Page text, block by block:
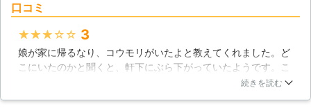
ウモリ駆除の業者の力をかりて、快適
口コミ
★★★★★ 3
娘が家に帰るなり、コウモリがいたよと教えてくれました。ど
こにいたのかと聞くと、軒下にぶら下がっていたようです。こ
れでは、家の中に入ってくるのも時間の問題なので、業者さん
続きを読む